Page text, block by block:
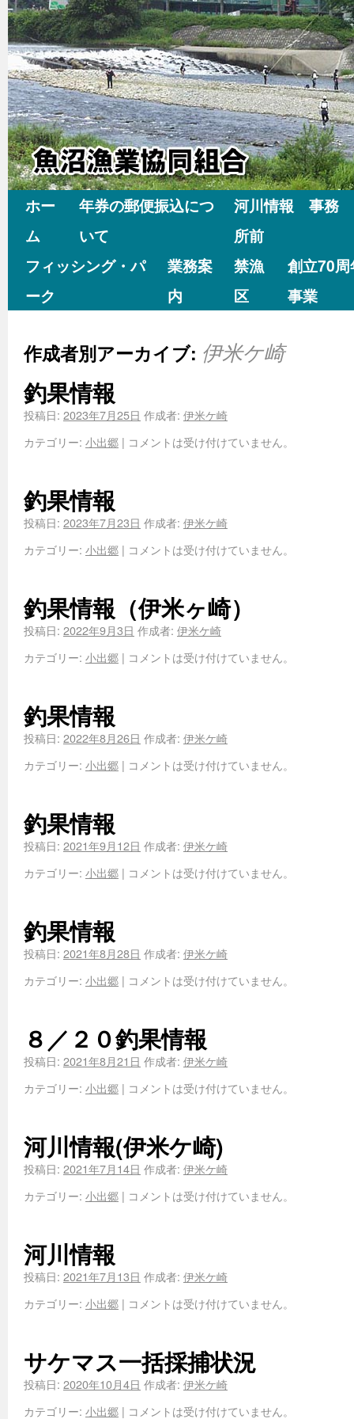
ホー
ム
年券の郵便振込につ
いて
河川情報 事務
所前
フィッシング・パ
ーク
業務案
内
禁漁
区
創立70
事業
作成者別アーカイブ: 伊米ケ崎
釣果情報
投稿日: 2023年7月25日 作成者: 伊米ケ崎
カテゴリー: 小出郷 | コメントは受け付けていません。
釣果情報
投稿日: 2023年7月23日 作成者: 伊米ケ崎
カテゴリー: 小出郷 | コメントは受け付けていません。
釣果情報（伊米ヶ崎）
投稿日: 2022年9月3日 作成者: 伊米ケ崎
カテゴリー: 小出郷 | コメントは受け付けていません。
釣果情報
投稿日: 2022年8月26日 作成者: 伊米ケ崎
カテゴリー: 小出郷 | コメントは受け付けていません。
釣果情報
投稿日: 2021年9月12日 作成者: 伊米ケ崎
カテゴリー: 小出郷 | コメントは受け付けていません。
釣果情報
投稿日: 2021年8月28日 作成者: 伊米ケ崎
カテゴリー: 小出郷 | コメントは受け付けていません。
８／２０釣果情報
投稿日: 2021年8月21日 作成者: 伊米ケ崎
カテゴリー: 小出郷 | コメントは受け付けていません。
河川情報(伊米ケ崎)
投稿日: 2021年7月14日 作成者: 伊米ケ崎
カテゴリー: 小出郷 | コメントは受け付けていません。
河川情報
投稿日: 2021年7月13日 作成者: 伊米ケ崎
カテゴリー: 小出郷 | コメントは受け付けていません。
サケマス一括採捕状況
投稿日: 2020年10月4日 作成者: 伊米ケ崎
カテゴリー: 小出郷 | コメントは受け付けていません。